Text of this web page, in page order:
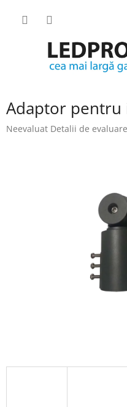
Adaptor pentru
Evaluarea
Neevaluat Detalii de evaluare